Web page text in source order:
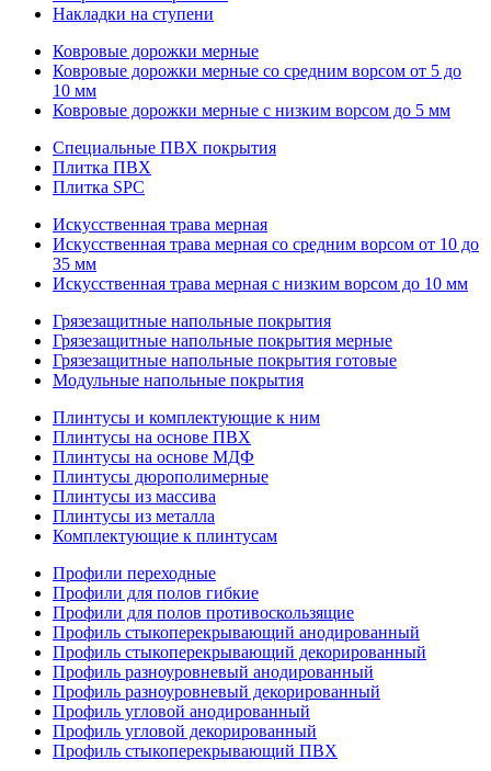
Накладки на ступени
Ковровые дорожки мерные
Ковровые дорожки мерные со средним ворсом от 5 до
10 мм
Ковровые дорожки мерные с низким ворсом до 5 мм
Специальные ПВХ покрытия
Плитка ПВХ
Плитка SPC
Искуccтвенная трава мерная
Искусственная трава мерная со средним ворсом от 10 до
35 мм
Искусственная трава мерная с низким ворсом до 10 мм
Грязезащитные напольные покрытия
Грязезащитные напольные покрытия мерные
Грязезащитные напольные покрытия готовые
Модульные напольные покрытия
Плинтусы и комплектующие к ним
Плинтусы на основе ПВХ
Плинтусы на основе МДФ
Плинтусы дюрополимерные
Плинтусы из массива
Плинтусы из металла
Комплектующие к плинтусам
Профили переходные
Профили для полов гибкие
Профили для полов противоскользящие
Профиль стыкоперекрывающий анодированный
Профиль стыкоперекрывающий декорированный
Профиль разноуровневый анодированный
Профиль разноуровневый декорированный
Профиль угловой анодированный
Профиль угловой декорированный
Профиль стыкоперекрывающий ПВХ